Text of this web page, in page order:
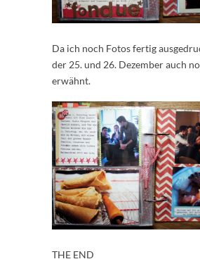
Da ich noch Fotos fertig
der 25. und 26. Dezember auch
erwähnt.
THE END